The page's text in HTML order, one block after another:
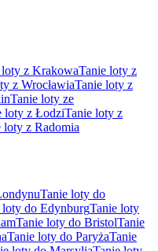
loty z KrakowaTanie loty z
z WrocławiaTanie loty z
Tanie loty ze
loty z ŁodziTanie loty z
loty z Radomia
Tanie loty do
loty do EdynburgTanie loty
Tanie loty do BristolTanie
Tanie loty do ParyżaTanie